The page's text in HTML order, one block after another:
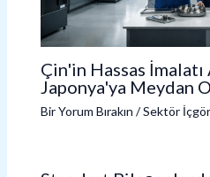
Çin'in Hassas İmalatı
Japonya'ya Meydan
Bir Yorum Bırakın /Sektör